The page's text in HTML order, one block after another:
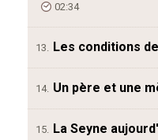
02:34
13. Les conditions
14. Un père et une
15. La Seyne